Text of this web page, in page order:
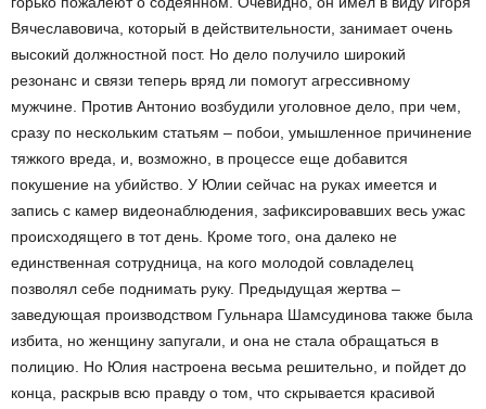
Вячеславовича, который в действительности, занимает очень
высокий должностной пост. Но дело получило широкий
резонанс и связи теперь вряд ли помогут агрессивному
мужчине. Против Антонио возбудили уголовное дело, при чем,
сразу по нескольким статьям – побои, умышленное причинение
тяжкого вреда, и, возможно, в процессе еще добавится
покушение на убийство. У Юлии сейчас на руках имеется и
запись с камер видеонаблюдения, зафиксировавших весь ужас
происходящего в тот день. Кроме того, она далеко не
единственная сотрудница, на кого молодой совладелец
позволял себе поднимать руку. Предыдущая жертва –
заведующая производством Гульнара Шамсудинова также была
избита, но женщину запугали, и она не стала обращаться в
полицию. Но Юлия настроена весьма решительно, и пойдет до
конца, раскрыв всю правду о том, что скрывается красивой